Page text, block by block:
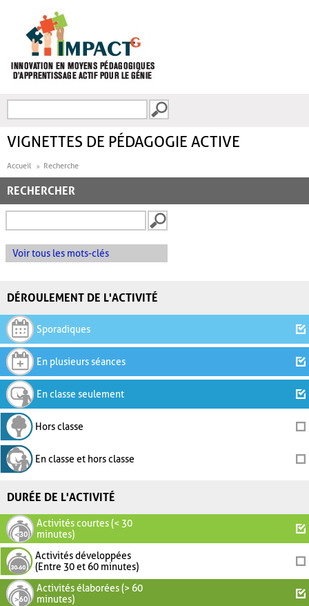
FORMULAIRE DE
VIGNETTES DE PÉDAGOGIE ACTIVE
Accueil Recherche
RECHERCHER
Voir tous les mots-clés
DÉROULEMENT DE L'ACTIVITÉ
Sporadiques
En plusieurs séances
En classe seulement
Hors classe
En classe et hors classe
DURÉE DE L'ACTIVITÉ
Activités courtes (< 30
minutes)
Activités développées
(Entre 30 et 60 minutes)
Activités élaborées (> 60
minutes)